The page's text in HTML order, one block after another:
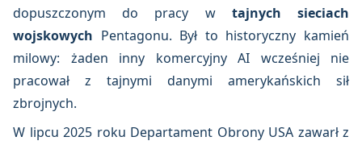
dopuszczonym do pracy w tajnych sieciach
wojskowych Pentagonu. Był to historyczny kamień
milowy: żaden inny komercyjny AI wcześniej nie
pracował z tajnymi danymi amerykańskich sił
zbrojnych.
W lipcu 2025 roku Departament Obrony USA zawarł z